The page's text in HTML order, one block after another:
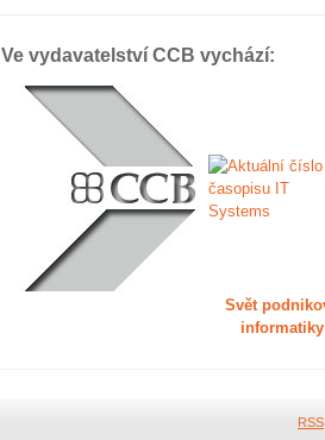
Ve vydavatelství CCB vychází:
Svět
informatiky
RSS